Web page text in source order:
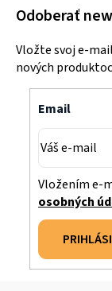
Odoberať
Vložte svoj e-
nových
Email
Vložením e-
osobných